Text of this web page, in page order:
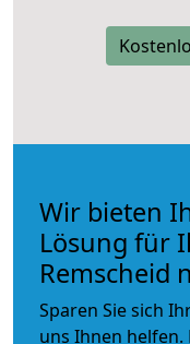
Wir bieten
Lösung für
Remscheid
Sparen Sie sich
uns Ihnen helfen.